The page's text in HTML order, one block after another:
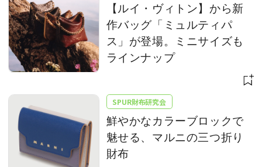
【ルイ・ヴィトン】から新
作バッグ「ミュルティパ
ス」が登場。ミニサイズも
ラインナップ
SPUR財布研究会
鮮やかなカラーブロックで
魅せる、マルニの三つ折り
財布